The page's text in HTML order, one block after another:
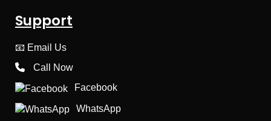
Support
📧 Email Us
Call Now
Facebook
WhatsApp